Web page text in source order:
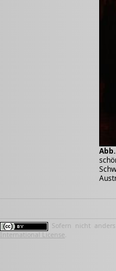
Sofern nicht
International License.